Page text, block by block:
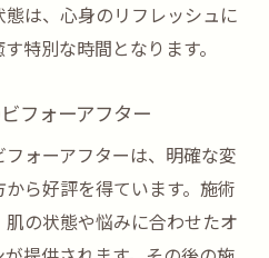
は、心身のリフレッシュに
特別な時間となります。
フォーアフター
ォーアフターは、明確な変
ら好評を得ています。施術
の状態や悩みに合わせたオ